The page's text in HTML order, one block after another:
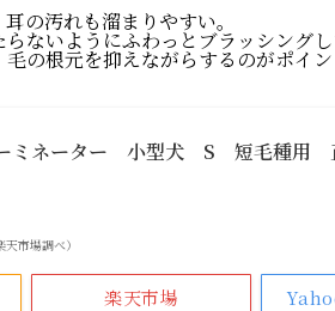
の汚れも溜まりやすい。
ないようにふわっとブラッシングし
の根元を抑えながらするのがポイン
ミネーター 小型犬 S 短毛種用
市場調べ）
楽天市場